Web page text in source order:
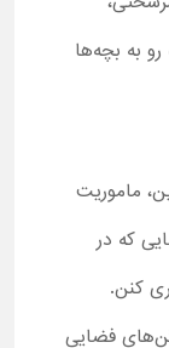
به بچه‌ها
ماموریت
که در
کنن.
فضایی